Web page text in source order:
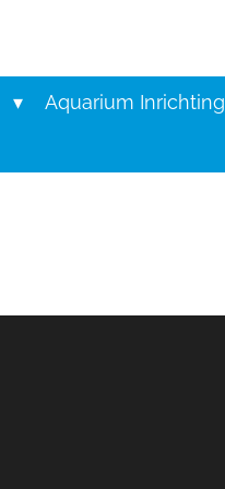
Aquarium Inrichting